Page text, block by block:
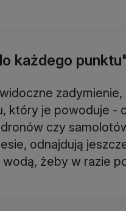
każdego
który je powoduje -
czy
odnajdują
żeby w razie